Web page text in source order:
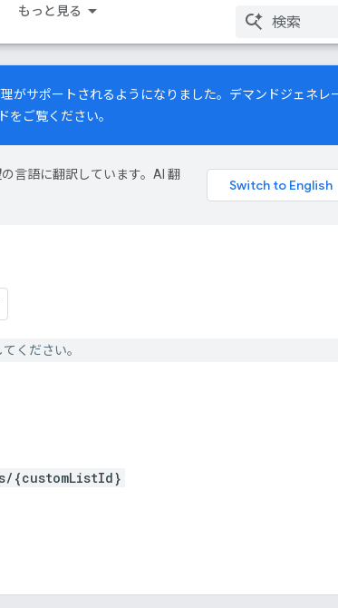
もっと見る
がサポートされるようになりました。デマンドジェネレ
をご覧ください。
言語に翻訳しています。AI 翻
ください。
{customListId}